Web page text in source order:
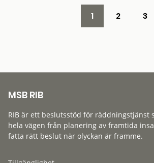
1 2 3
MSB RIB
RIB är ett beslutsstöd för räddningstjänst
hela vägen från planering av framtida
fatta rätt beslut när olyckan är framme.